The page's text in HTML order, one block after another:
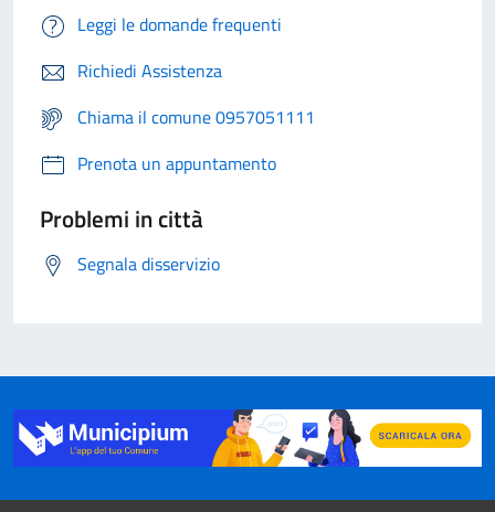
Leggi le domande frequenti
Richiedi Assistenza
Chiama il comune 0957051111
Prenota un appuntamento
Problemi in città
Segnala disservizio